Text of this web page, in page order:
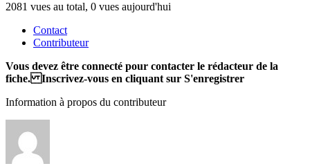
2081 vues au total, 0 vues aujourd'hui
Contact
Contributeur
Vous devez être connecté pour contacter le rédacteur de la
fiche. Inscrivez-vous en cliquant sur S'enregistrer
Information à propos du contributeur